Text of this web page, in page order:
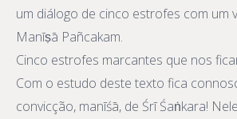
um diálogo de cinco estrofes com um
Manīṣā Pañcakam.
Cinco estrofes marcantes que nos
Com o estudo deste texto fica
convicção, manīśā, de Śrī Śaṅkara!